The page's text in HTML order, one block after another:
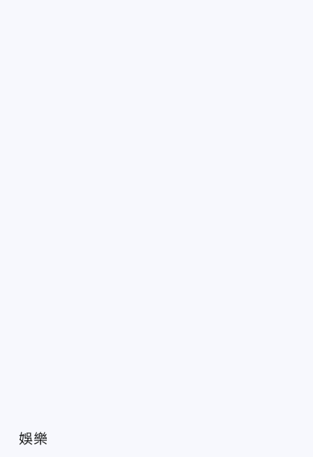
娛樂